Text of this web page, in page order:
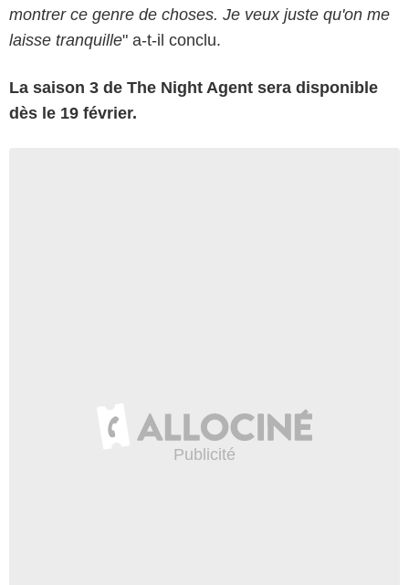
montrer ce genre de choses. Je veux juste qu'on me
laisse tranquille" a-t-il conclu.
La saison 3 de The Night Agent sera disponible
dès le 19 février.